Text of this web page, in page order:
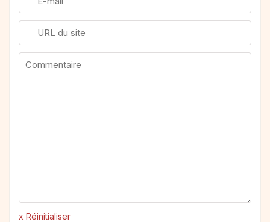
x Réinitialiser